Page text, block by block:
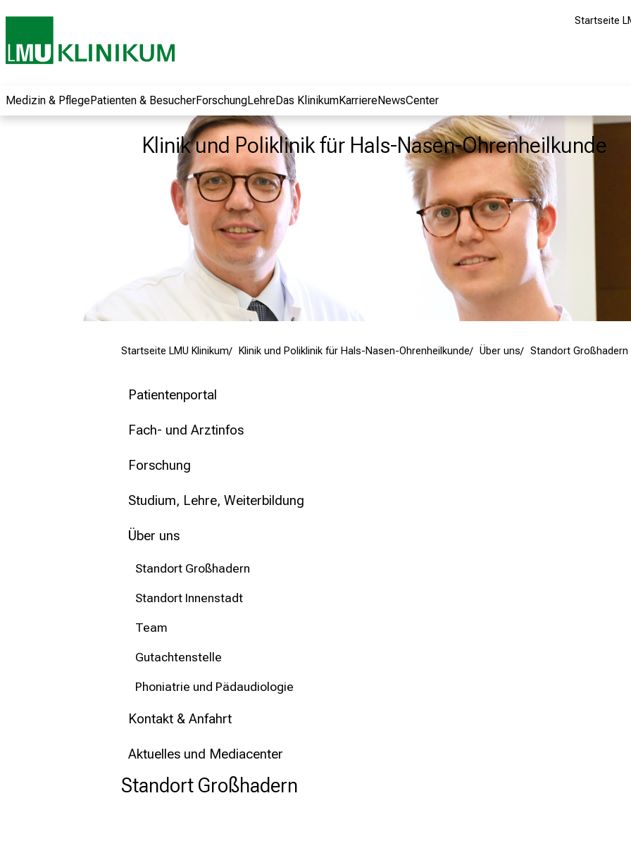
Startseite
Medizin & PflegePatienten & BesucherForschungLehreDas KlinikumKarriereNewsCenter
Klinik und Poliklinik für Hals-Nasen-Ohrenheilkunde
Startseite LMU Klinikum Klinik und Poliklinik für Hals-Nasen-Ohrenheilkunde Über uns Standort Großhadern
Patientenportal
Fach- und Arztinfos
Forschung
Studium, Lehre, Weiterbildung
Über uns
Standort Großhadern
Standort Innenstadt
Team
Gutachtenstelle
Phoniatrie und Pädaudiologie
Kontakt & Anfahrt
Aktuelles und Mediacenter
Standort Großhadern
Informationen zu
Jobs, Ausbildungen
Weiterbildungen.
Kommen Sie
mehr Informationen